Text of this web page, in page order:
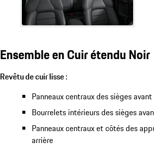
Ensemble en Cuir étendu Noir
Revêtu de cuir lisse :
Panneaux centraux des sièges
Bourrelets intérieurs des sièges
Panneaux centraux et côtés des
arrière